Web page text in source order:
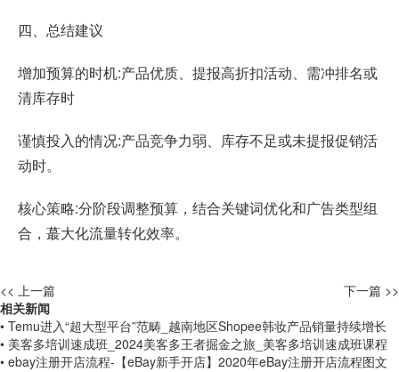
四、总结建议
增加预算的时机:产品优质、提报高折扣活动、需冲排名或
清库存时
谨慎投入的情况:产品竞争力弱、库存不足或未提报促销活
动时。
核心策略:分阶段调整预算，结合关键词优化和广告类型组
合，蕞大化流量转化效率。
<< 上一篇
下一篇 >>
相关新闻
• Temu进入“超大型平台”范畴_越南地区Shopee韩妆产品销量持续增长
• 美客多培训速成班_2024美客多王者掘金之旅_美客多培训速成班课程
• ebay注册开店流程-【eBay新手开店】2020年eBay注册开店流程图文